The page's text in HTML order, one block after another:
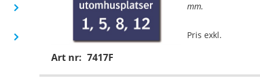
Art nr: 7417F
mm.
Material:
Pris exkl.